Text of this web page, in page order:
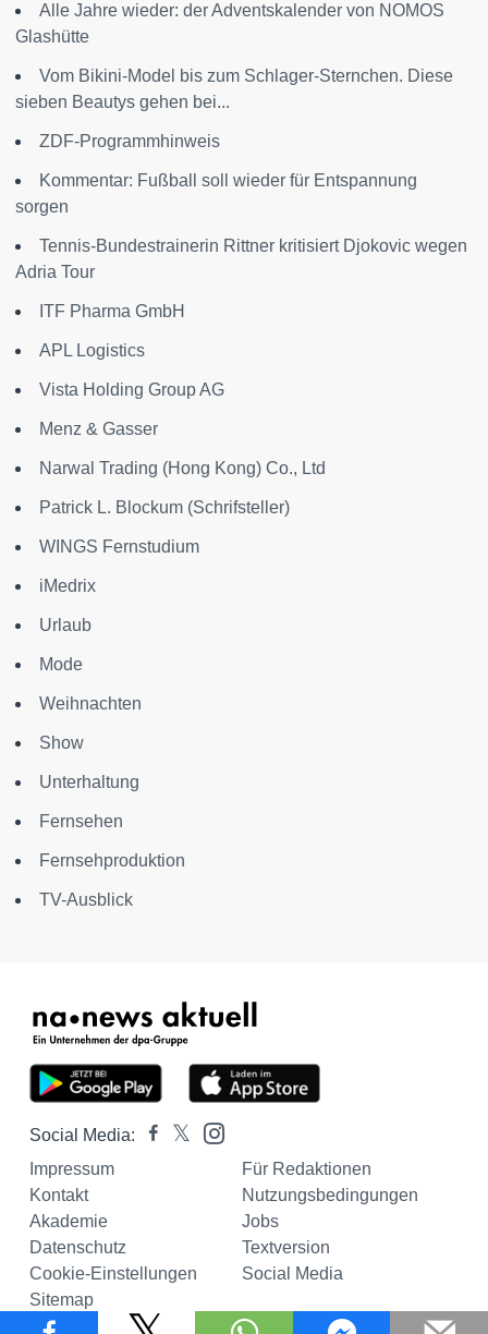
Alle Jahre wieder: der Adventskalender von NOMOS
Glashütte
Vom Bikini-Model bis zum Schlager-Sternchen. Diese
sieben Beautys gehen bei...
ZDF-Programmhinweis
Kommentar: Fußball soll wieder für Entspannung
sorgen
Tennis-Bundestrainerin Rittner kritisiert Djokovic wegen
Adria Tour
ITF Pharma GmbH
APL Logistics
Vista Holding Group AG
Menz & Gasser
Narwal Trading (Hong Kong) Co., Ltd
Patrick L. Blockum (Schrifsteller)
WINGS Fernstudium
iMedrix
Urlaub
Mode
Weihnachten
Show
Unterhaltung
Fernsehen
Fernsehproduktion
TV-Ausblick
Social Media:
Impressum
Für Redaktionen
Kontakt
Nutzungsbedingungen
Akademie
Jobs
Datenschutz
Textversion
Cookie-Einstellungen
Social Media
Sitemap